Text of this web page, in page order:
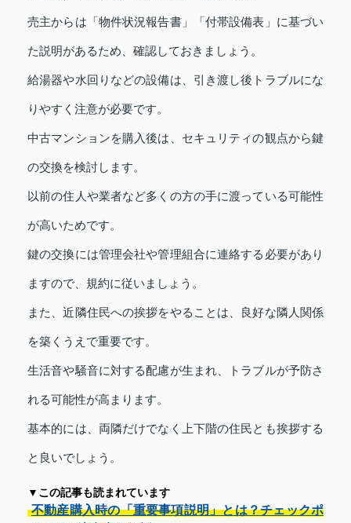
売主からは「物件状況報告書」「付帯設備表」に基づい
た説明があるため、確認しておきましょう。
給湯器や水回りなどの設備は、引き渡し後トラブルにな
りやすく注意が必要です。
中古マンションを購入後は、セキュリティの観点から鍵
の交換を検討します。
以前の住人や業者など多くの方の手に渡っている可能性
が高いためです。
鍵の交換には管理会社や管理組合に連絡する必要があり
ますので、規約に従いましょう。
また、近隣住民への挨拶をやることは、良好な隣人関係
を築くうえで重要です。
生活音や騒音に対する配慮が生まれ、トラブルが予防さ
れる可能性が高まります。
基本的には、両隣だけでなく上下階の住民とも挨拶する
と良いでしょう。
▼この記事も読まれています
不動産購入時の「重要事項説明」とは？チェックポ